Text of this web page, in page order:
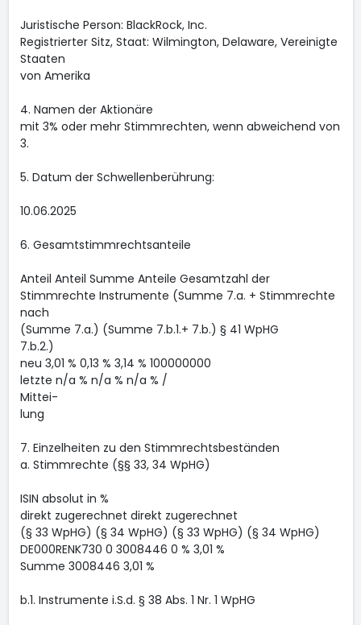
Juristische Person: BlackRock, Inc.
Registrierter Sitz, Staat: Wilmington, Delaware, Vereinigte
Staaten
von Amerika
4. Namen der Aktionäre
mit 3% oder mehr Stimmrechten, wenn abweichend von
3.
5. Datum der Schwellenberührung:
10.06.2025
6. Gesamtstimmrechtsanteile
Anteil Anteil Summe Anteile Gesamtzahl der
Stimmrechte Instrumente (Summe 7.a. + Stimmrechte
nach
(Summe 7.a.) (Summe 7.b.1.+ 7.b.) § 41 WpHG
7.b.2.)
neu 3,01 % 0,13 % 3,14 % 100000000
letzte n/a % n/a % n/a % /
Mittei-
lung
7. Einzelheiten zu den Stimmrechtsbeständen
a. Stimmrechte (§§ 33, 34 WpHG)
ISIN absolut in %
direkt zugerechnet direkt zugerechnet
(§ 33 WpHG) (§ 34 WpHG) (§ 33 WpHG) (§ 34 WpHG)
DE000RENK730 0 3008446 0 % 3,01 %
Summe 3008446 3,01 %
b.1. Instrumente i.S.d. § 38 Abs. 1 Nr. 1 WpHG